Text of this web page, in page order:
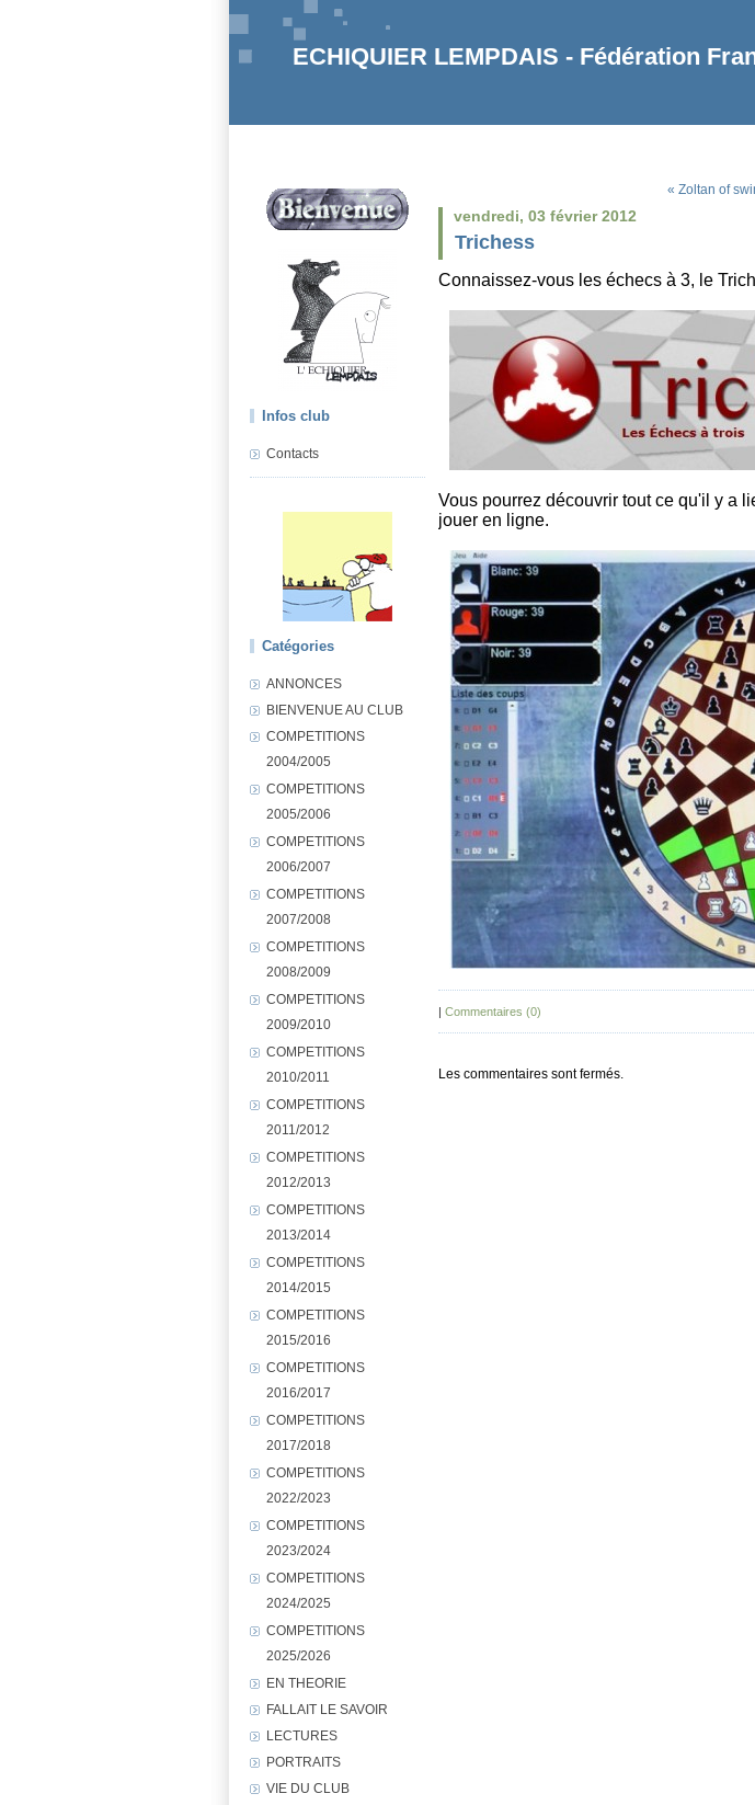
ECHIQUIER LEMPDAIS - Fédération
Infos club
Contacts
Catégories
ANNONCES
BIENVENUE AU CLUB
COMPETITIONS
2004/2005
COMPETITIONS
2005/2006
COMPETITIONS
2006/2007
COMPETITIONS
2007/2008
COMPETITIONS
2008/2009
COMPETITIONS
2009/2010
COMPETITIONS
2010/2011
COMPETITIONS
2011/2012
COMPETITIONS
2012/2013
COMPETITIONS
2013/2014
COMPETITIONS
2014/2015
COMPETITIONS
2015/2016
COMPETITIONS
2016/2017
COMPETITIONS
2017/2018
COMPETITIONS
2022/2023
COMPETITIONS
2023/2024
COMPETITIONS
2024/2025
COMPETITIONS
2025/2026
EN THEORIE
FALLAIT LE SAVOIR
LECTURES
PORTRAITS
VIE DU CLUB
« Zoltan of
vendredi, 03 février 2012
Trichess
Connaissez-vous les échecs à 3, le
Vous pourrez découvrir tout ce qu'il y a
jouer en ligne.
| Commentaires (0)
Les commentaires sont fermés.